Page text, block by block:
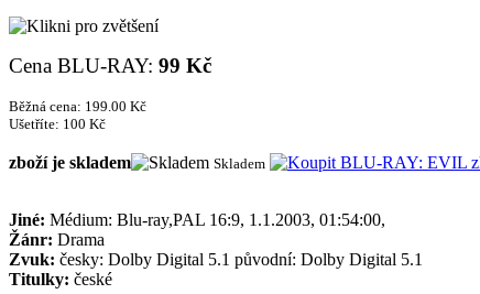
Cena BLU-RAY: 99 Kč
Běžná cena: 199.00 Kč
Ušetříte: 100 Kč
zboží je skladem Skladem
Jiné: Médium: Blu-ray,PAL 16:9, 1.1.2003, 01:54:00,
Žánr: Drama
Zvuk: česky: Dolby Digital 5.1 původní: Dolby Digital 5.1
Titulky: české